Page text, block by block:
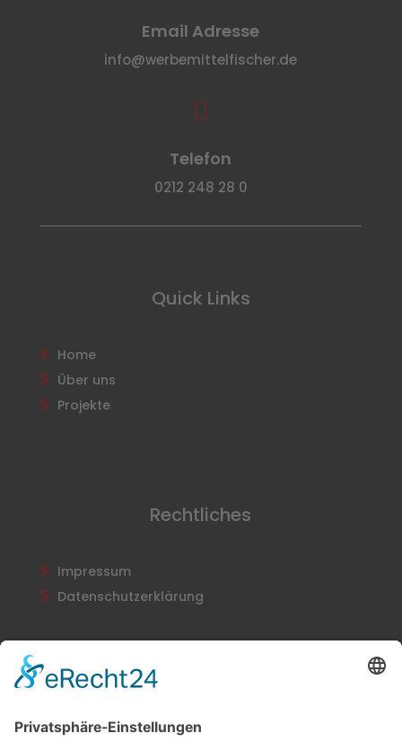
Email Adresse
info@werbemittelfischer.de

Telefon
0212 248 28 0
Quick Links
Home
Über uns
Projekte
Rechtliches
Impressum
Datenschutzerklärung
Newsletter